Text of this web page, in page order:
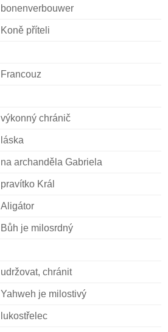
bonenverbouwer
Koně příteli
Francouz
výkonný chránič
láska
na archanděla Gabriela
pravítko Král
Aligátor
Bůh je milosrdný
udržovat, chránit
Yahweh je milostivý
lukostřelec